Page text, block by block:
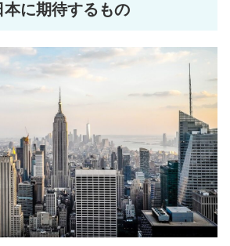
本に期待するもの